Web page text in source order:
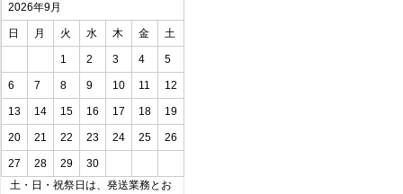
2026年9月
日 月 火 水 木 金 土
1 2 3 4 5
6 7 8 9 10 11 12
13 14 15 16 17 18 19
20 21 22 23 24 25 26
27 28 29
30
土・日・祝祭日は、発送業務とお